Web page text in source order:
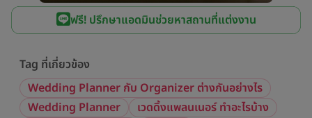
ฟรี! ปรึกษาแอดมินช่วยหาสถานที่แต่งงาน
Tag ที่เกี่ยวข้อง
Wedding Planner กับ Organizer ต่างกันอย่างไร
Wedding Planner
เวดดิ้งแพลนเนอร์ ทำอะไรบ้าง